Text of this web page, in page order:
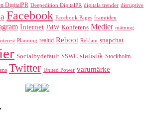
DigitalPR Deepedition DigitalPR digitala trender disruptive
Facebook Facebook Pages framtiden
Internet JMW Konferens Medier mätning
Planning realtid Reboot Reklam snapchat
Socialbydefault SSWC statistik Stockholm
Twitter United Power varumärke